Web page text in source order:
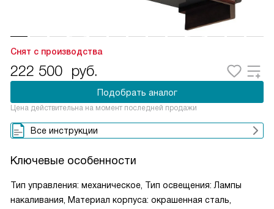
Снят с производства
222 500 руб.
Подобрать аналог
Цена действительна на момент последней продажи
Все инструкции
Ключевые особенности
Тип управления: механическое, Тип освещения: Лампы
накаливания, Материал корпуса: окрашенная сталь,